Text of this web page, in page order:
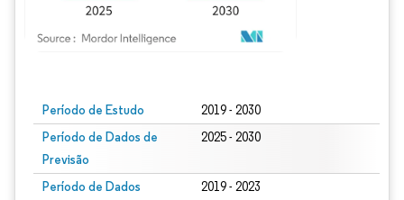
Período de Estudo 2019 - 2030
Período de Dados de
Previsão
2025 - 2030
Período de Dados
2019 - 2023